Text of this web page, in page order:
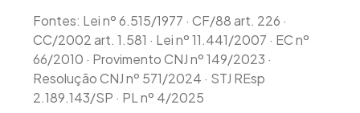
Fontes: Lei nº 6.515/1977 · CF/88 art. 226 ·
CC/2002 art. 1.581 · Lei nº 11.441/2007 · EC nº
66/2010 · Provimento CNJ nº 149/2023 ·
Resolução CNJ nº 571/2024 · STJ REsp
2.189.143/SP · PL nº 4/2025